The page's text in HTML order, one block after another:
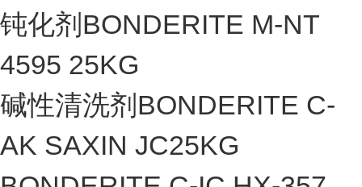
钝化剂BONDERITE M-NT
4595 25KG
碱性清洗剂BONDERITE C-
AK SAXIN JC25KG